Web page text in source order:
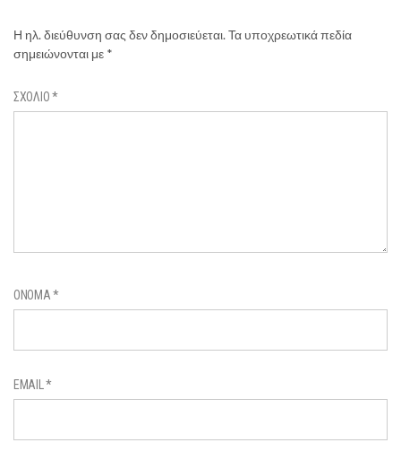
Η ηλ. διεύθυνση σας δεν δημοσιεύεται.Τα υποχρεωτικά πεδία
σημειώνονται με *
ΣΧΌΛΙΟ*
ΌΝΟΜΑ*
EMAIL*